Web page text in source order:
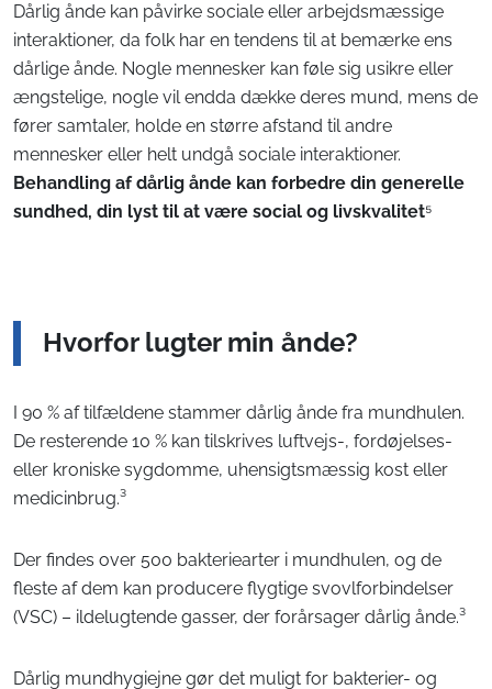
Dårlig ånde kan påvirke sociale eller arbejdsmæssige
interaktioner, da folk har en tendens til at bemærke ens
dårlige ånde. Nogle mennesker kan føle sig usikre eller
ængstelige, nogle vil endda dække deres mund, mens de
fører samtaler, holde en større afstand til andre
mennesker eller helt undgå sociale interaktioner.
Behandling af dårlig ånde kan forbedre din generelle
sundhed, din lyst til at være social og livskvalitet⁵
Hvorfor lugter min ånde?
I 90 % af tilfældene stammer dårlig ånde fra mundhulen.
De resterende 10 % kan tilskrives luftvejs-, fordøjelses-
eller kroniske sygdomme, uhensigtsmæssig kost eller
medicinbrug.³
Der findes over 500 bakteriearter i mundhulen, og de
fleste af dem kan producere flygtige svovlforbindelser
(VSC) – ildelugtende gasser, der forårsager dårlig ånde.³
Dårlig mundhygiejne gør det muligt for bakterier- og